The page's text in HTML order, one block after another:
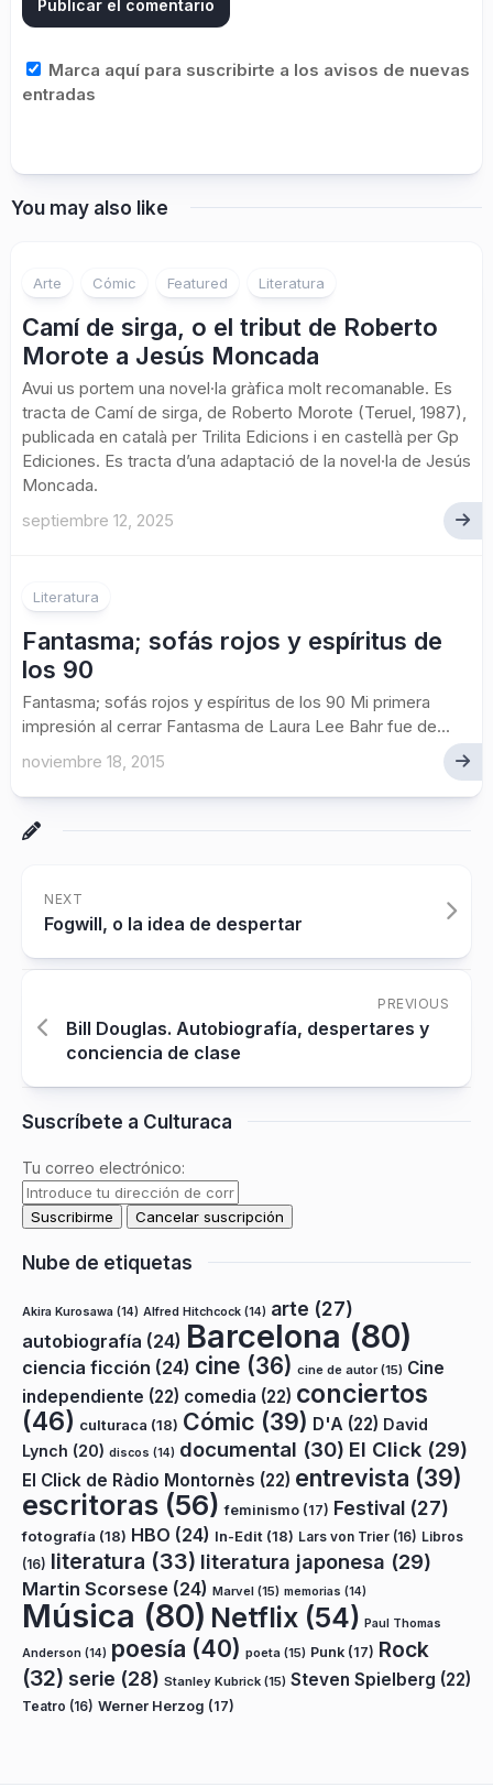
Marca aquí para suscribirte a los avisos de nuevas
entradas
You may also like
Arte Cómic Featured Literatura
Camí de sirga, o el tribut de Roberto
Morote a Jesús Moncada
Avui us portem una novel·la gràfica molt recomanable. Es
tracta de Camí de sirga, de Roberto Morote (Teruel, 1987),
publicada en català per Trilita Edicions i en castellà per Gp
Ediciones. Es tracta d’una adaptació de la novel·la de Jesús
Moncada.
septiembre 12, 2025
Literatura
Fantasma; sofás rojos y espíritus de
los 90
Fantasma; sofás rojos y espíritus de los 90 Mi primera
impresión al cerrar Fantasma de Laura Lee Bahr fue de...
noviembre 18, 2015
NEXT
Fogwill, o la idea de despertar
PREVIOUS
Bill Douglas. Autobiografía, despertares y
conciencia de clase
Suscríbete a Culturaca
Tu correo electrónico:
Nube de etiquetas
Akira Kurosawa (14) Alfred Hitchcock (14) arte (27)
autobiografía (24) Barcelona (80)
ciencia ficción (24) cine (36) cine de autor(15) Cine
independiente (22) comedia (22) conciertos
(46) culturaca (18) Cómic (39) D'A (22) David
Lynch (20) discos (14) documental (30) El Click (29)
El Click de Ràdio Montornès (22) entrevista (39)
escritoras (56) feminismo (17) Festival (27)
fotografía (18) HBO (24) In-Edit (18) Lars von Trier (16) Libros
(16) literatura (33) literatura japonesa (29)
Martin Scorsese (24) Marvel (15) memorias (14)
Música (80) Netflix (54) Paul Thomas
Anderson (14) poesía (40) poeta (15) Punk (17) Rock
(32) serie (28) Stanley Kubrick (15) Steven Spielberg (22)
Teatro (16) Werner Herzog (17)